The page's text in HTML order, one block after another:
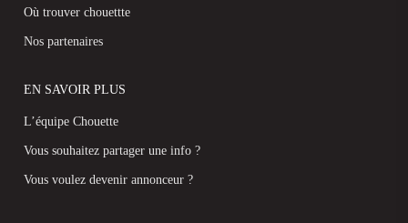
Où trouver chouettte
Nos partenaires
EN SAVOIR PLUS
L’équipe Chouette
Vous souhaitez partager une info ?
Vous voulez devenir annonceur ?